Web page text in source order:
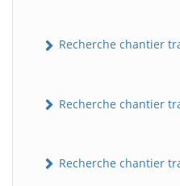
Recherche chantier
Recherche chantier
Recherche chantier